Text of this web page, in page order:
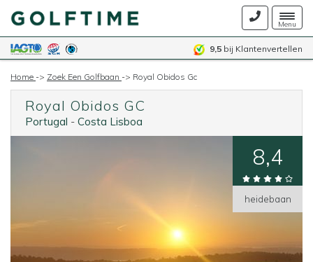
Menu
9,5 bij Klantenvertellen
Home -> Zoek Een Golfbaan -> Royal Obidos Gc
Royal Obidos GC
Portugal - Costa Lisboa
8,4
heidebaan